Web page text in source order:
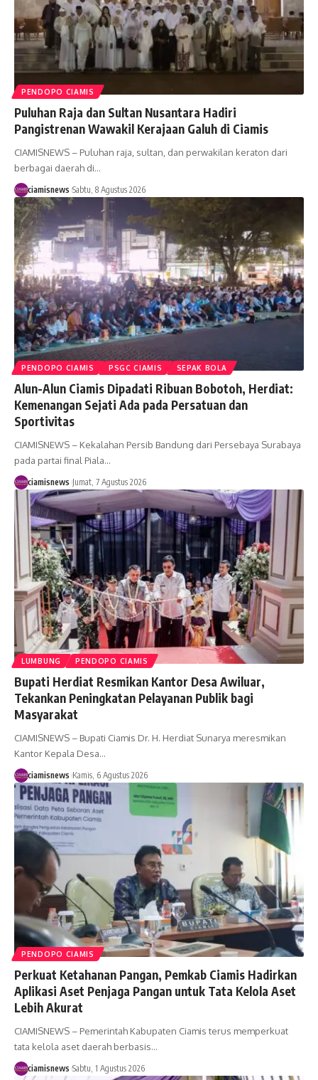
PENDOPO CIAMIS
Puluhan Raja dan Sultan Nusantara Hadiri
Pangistrenan Wawakil Kerajaan Galuh di Ciamis
CIAMISNEWS – Puluhan raja, sultan, dan perwakilan keraton dari
berbagai daerah di…
ciamisnews Sabtu, 8 Agustus 2026
PENDOPO CIAMIS PSGC CIAMIS SEPAK BOLA
Alun-Alun Ciamis Dipadati Ribuan Bobotoh, Herdiat:
Kemenangan Sejati Ada pada Persatuan dan
Sportivitas
CIAMISNEWS – Kekalahan Persib Bandung dari Persebaya Surabaya
pada partai final Piala…
ciamisnews Jumat, 7 Agustus 2026
LUMBUNG PENDOPO CIAMIS
Bupati Herdiat Resmikan Kantor Desa Awiluar,
Tekankan Peningkatan Pelayanan Publik bagi
Masyarakat
CIAMISNEWS – Bupati Ciamis Dr. H. Herdiat Sunarya meresmikan
Kantor Kepala Desa…
ciamisnews Kamis, 6 Agustus 2026
PENDOPO CIAMIS
Perkuat Ketahanan Pangan, Pemkab Ciamis Hadirkan
Aplikasi Aset Penjaga Pangan untuk Tata Kelola Aset
Lebih Akurat
CIAMISNEWS – Pemerintah Kabupaten Ciamis terus memperkuat
tata kelola aset daerah berbasis…
ciamisnews Sabtu, 1 Agustus 2026